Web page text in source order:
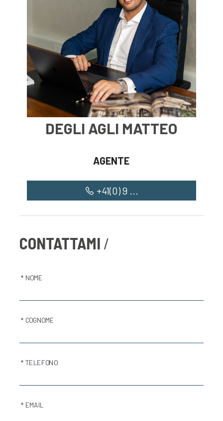
DEGLI AGLI MATTEO
AGENTE
+41(0) 9 ...
CONTATTAMI
* NOME
* COGNOME
* TELEFONO
* EMAIL